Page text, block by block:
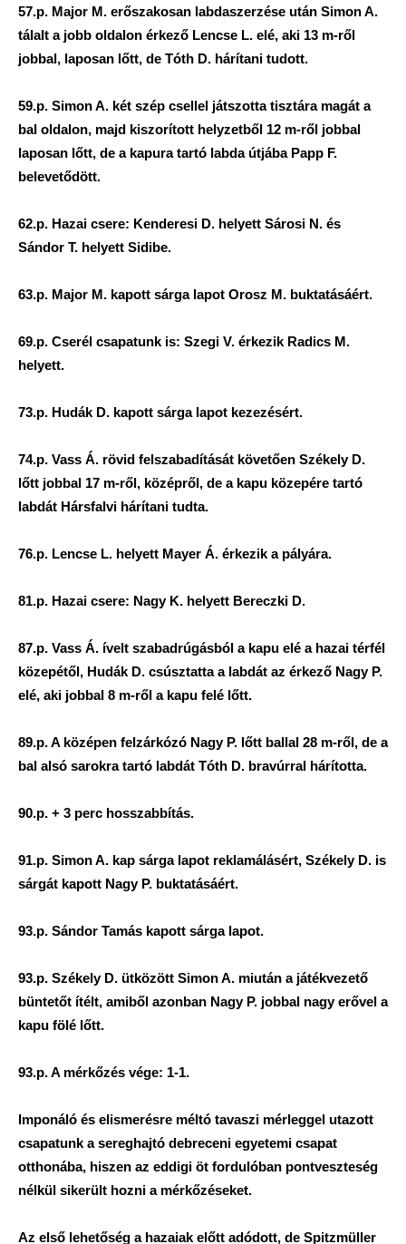
57.p. Major M. erőszakosan labdaszerzése után Simon A.
tálalt a jobb oldalon érkező Lencse L. elé, aki 13 m-ről
jobbal, laposan lőtt, de Tóth D. hárítani tudott.
59.p. Simon A. két szép csellel játszotta tisztára magát a
bal oldalon, majd kiszorított helyzetből 12 m-ről jobbal
laposan lőtt, de a kapura tartó labda útjába Papp F.
belevetődött.
62.p. Hazai csere: Kenderesi D. helyett Sárosi N. és
Sándor T. helyett Sidibe.
63.p. Major M. kapott sárga lapot Orosz M. buktatásáért.
69.p. Cserél csapatunk is: Szegi V. érkezik Radics M.
helyett.
73.p. Hudák D. kapott sárga lapot kezezésért.
74.p. Vass Á. rövid felszabadítását követően Székely D.
lőtt jobbal 17 m-ről, középről, de a kapu közepére tartó
labdát Hársfalvi hárítani tudta.
76.p. Lencse L. helyett Mayer Á. érkezik a pályára.
81.p. Hazai csere: Nagy K. helyett Bereczki D.
87.p. Vass Á. ívelt szabadrúgásból a kapu elé a hazai térfél
közepétől, Hudák D. csúsztatta a labdát az érkező Nagy P.
elé, aki jobbal 8 m-ről a kapu felé lőtt.
89.p. A középen felzárkózó Nagy P. lőtt ballal 28 m-ről, de a
bal alsó sarokra tartó labdát Tóth D. bravúrral hárította.
90.p. + 3 perc hosszabbítás.
91.p. Simon A. kap sárga lapot reklamálásért, Székely D. is
sárgát kapott Nagy P. buktatásáért.
93.p. Sándor Tamás kapott sárga lapot.
93.p. Székely D. ütközött Simon A. miután a játékvezető
büntetőt ítélt, amiből azonban Nagy P. jobbal nagy erővel a
kapu fölé lőtt.
93.p. A mérkőzés vége: 1-1.
Imponáló és elismerésre méltó tavaszi mérleggel utazott
csapatunk a sereghajtó debreceni egyetemi csapat
otthonába, hiszen az eddigi öt fordulóban pontveszteség
nélkül sikerült hozni a mérkőzéseket.
Az első lehetőség a hazaiak előtt adódott, de Spitzmüller